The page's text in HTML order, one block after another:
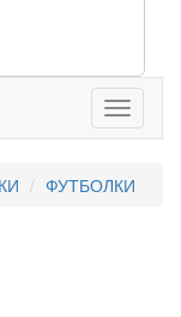
Toggle
ФУТБОЛКИ